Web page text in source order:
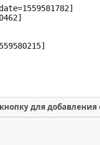
для добавления